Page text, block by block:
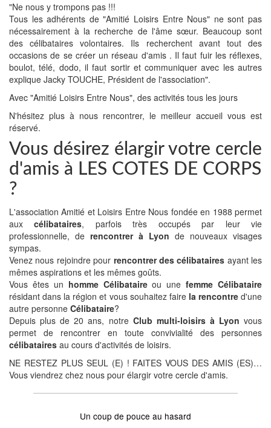
"Ne nous y trompons pas !!!
Tous les adhérents de "Amitié Loisirs Entre Nous" ne sont pas
nécessairement à la recherche de l'âme sœur. Beaucoup sont
des célibataires volontaires. Ils recherchent avant tout des
occasions de se créer un réseau d'amis . Il faut fuir les réflexes,
boulot, télé, dodo, il faut sortir et communiquer avec les autres
explique Jacky TOUCHE, Président de l'association".
Avec "Amitié Loisirs Entre Nous", des activités tous les jours
N'hésitez plus à nous rencontrer, le meilleur accueil vous est
réservé.
Vous désirez élargir votre cercle
d'amis à LES COTES DE CORPS
?
L'association Amitié et Loisirs Entre Nous fondée en 1988 permet
auxcélibataires, parfois très occupés par leur vie
professionnelle, de rencontrer à Lyon de nouveaux visages
sympas.
Venez nous rejoindre pour rencontrer des célibataires ayant les
mêmes aspirations et les mêmes goûts.
Vous êtes un homme Célibataireou unefemme Célibataire
résidant dans la région et vous souhaitez faire la rencontred'une
autre personne Célibataire?
Depuis plus de 20 ans, notre Club multi-loisirs à Lyon vous
permet de rencontrer en toute convivialité des personnes
célibataires au cours d'activités de loisirs.
NE RESTEZ PLUS SEUL (E) ! FAITES VOUS DES AMIS (ES)…
Vous viendrez chez nous pour élargir votre cercle d'amis.
Un coup de pouce au hasard